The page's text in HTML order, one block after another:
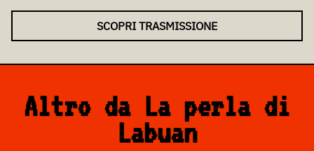
SCOPRI TRASMISSIONE
Altro da La perla di
Labuan